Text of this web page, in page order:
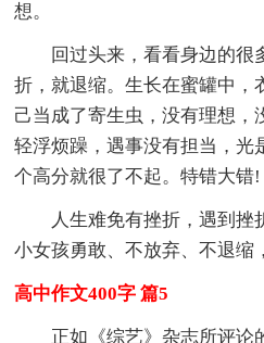
想。
回过头来，看看身边的很
折，就退缩。生长在蜜罐中，
己当成了寄生虫，没有理想，
轻浮烦躁，遇事没有担当，光
个高分就很了不起。特错大错!
人生难免有挫折，遇到挫
小女孩勇敢、不放弃、不退缩
高中作文400字 篇5
正如《综艺》杂志所评论